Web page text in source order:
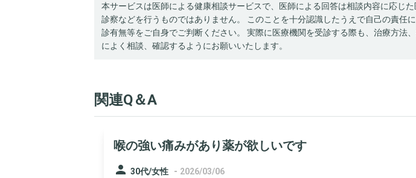
本サービスは医師による健康相談サービスで、医師による回答は相談内容に応じた
診察などを行うものではありません。 このことを十分認識したうえで自己の責任
診有無等をご自身でご判断ください。 実際に医療機関を受診する際も、治療方法
によく相談、確認するようにお願いいたします。
関連Q＆A
喉の強い痛みがあり薬が欲しいです
person 30代/女性 - 2026/03/06